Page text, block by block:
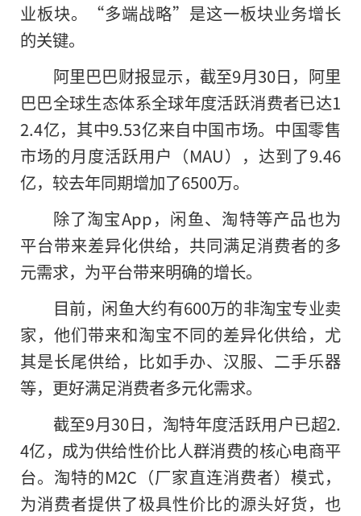
业板块。“多端战略”是这一板块业务增长
的关键。
阿里巴巴财报显示，截至9月30日，阿里
巴巴全球生态体系全球年度活跃消费者已达1
2.4亿，其中9.53亿来自中国市场。中国零售
市场的月度活跃用户（MAU），达到了9.46
亿，较去年同期增加了6500万。
除了淘宝App，闲鱼、淘特等产品也为
平台带来差异化供给，共同满足消费者的多
元需求，为平台带来明确的增长。
目前，闲鱼大约有600万的非淘宝专业卖
家，他们带来和淘宝不同的差异化供给，尤
其是长尾供给，比如手办、汉服、二手乐器
等，更好满足消费者多元化需求。
截至9月30日，淘特年度活跃用户已超2.
4亿，成为供给性价比人群消费的核心电商平
台。淘特的M2C（厂家直连消费者）模式，
为消费者提供了极具性价比的源头好货，也